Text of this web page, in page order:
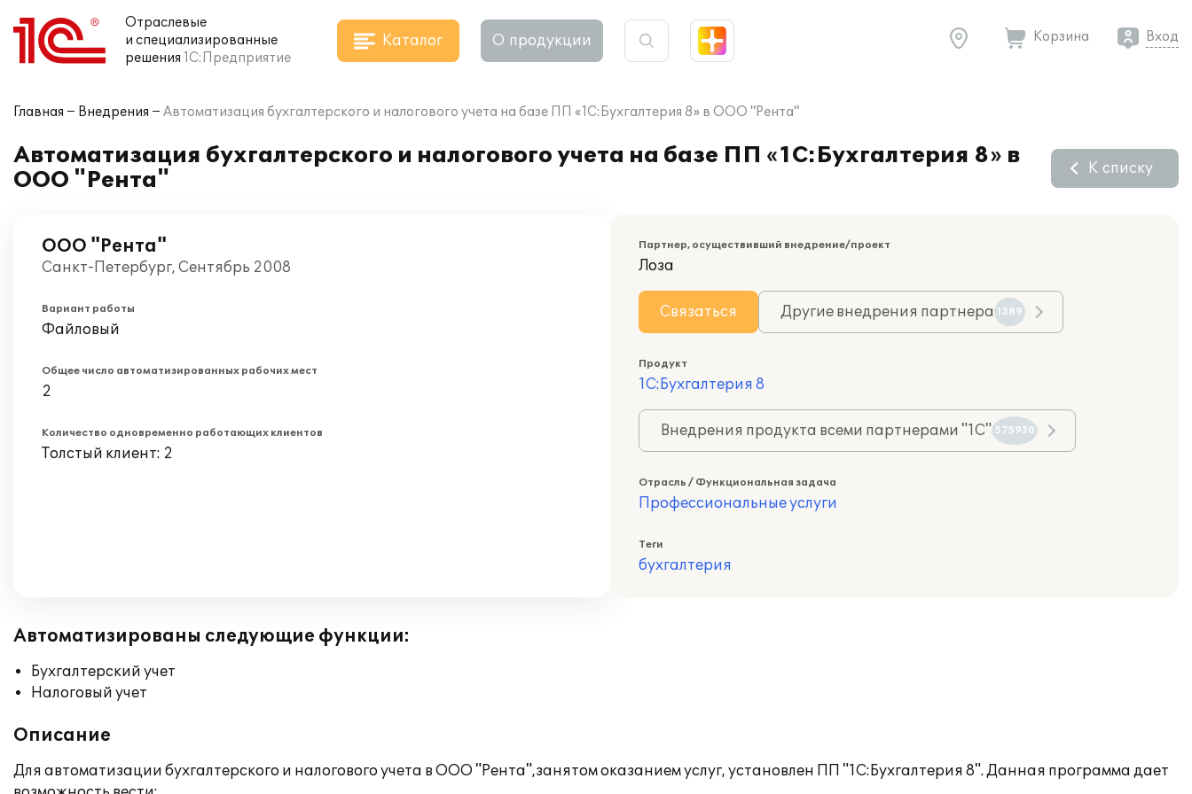
Отраслевые
и специализированные
решения 1С:Предприятие
Каталог О продукции Корзина Вход
Главная Внедрения Автоматизация бухгалтерского и налогового учета на базе ПП «1С:Бухгалтерия 8» в ООО "Рента"
Автоматизация бухгалтерского и налогового учета на базе ПП «1С:Бухгалтерия 8» в
ООО "Рента"
К списку
ООО "Рента"
Санкт-Петербург, Сентябрь 2008
Вариант работы
Файловый
Общее число автоматизированных рабочих мест
2
Количество одновременно работающих клиентов
Толстый клиент: 2
Партнер, осуществивший внедрение/проект
Лоза
Связаться Другие внедрения партнера 1389
Продукт
1С:Бухгалтерия 8
Внедрения продукта всеми партнерами "1С" 575930
Отрасль / Функциональная задача
Профессиональные услуги
Теги
бухгалтерия
Автоматизированы следующие функции:
Бухгалтерский учет
Налоговый учет
Описание
Для автоматизации бухгалтерского и налогового учета в ООО "Рента",занятом оказанием услуг, установлен ПП "1С:Бухгалтерия 8". Данная программа дает